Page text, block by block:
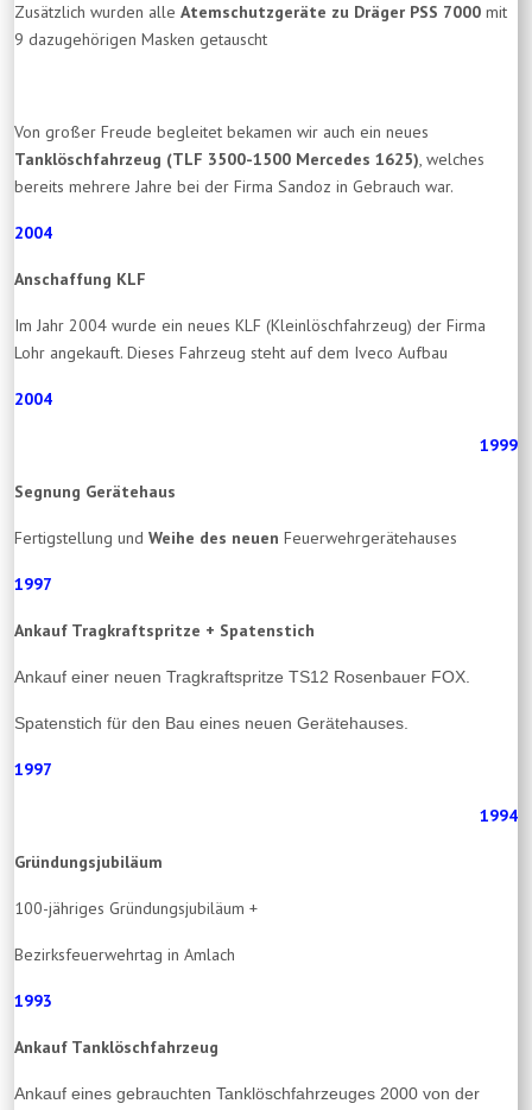
Zusätzlich wurden alle Atemschutzgeräte zu Dräger PSS 7000 mit
9 dazugehörigen Masken getauscht
Von großer Freude begleitet bekamen wir auch ein neues
Tanklöschfahrzeug (TLF 3500-1500 Mercedes 1625), welches
bereits mehrere Jahre bei der Firma Sandoz in Gebrauch war.
2004
Anschaffung KLF
Im Jahr 2004 wurde ein neues KLF (Kleinlöschfahrzeug) der Firma
Lohr angekauft. Dieses Fahrzeug steht auf dem Iveco Aufbau
2004
1999
Segnung Gerätehaus
Fertigstellung und Weihe des neuen Feuerwehrgerätehauses
1997
Ankauf Tragkraftspritze + Spatenstich
Ankauf einer neuen Tragkraftspritze TS12 Rosenbauer FOX.
Spatenstich für den Bau eines neuen Gerätehauses.
1997
1994
Gründungsjubiläum
100-jähriges Gründungsjubiläum +
Bezirksfeuerwehrtag in Amlach
1993
Ankauf Tanklöschfahrzeug
Ankauf eines gebrauchten Tanklöschfahrzeuges 2000 von der